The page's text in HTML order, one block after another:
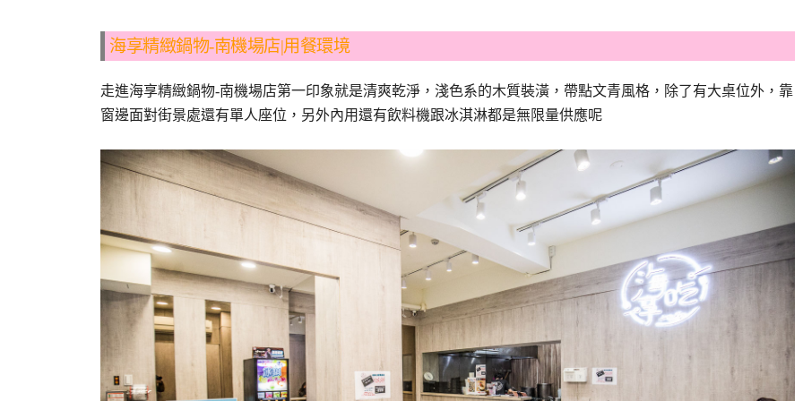
海享精緻鍋物-南機場店|用餐環境
走進海享精緻鍋物-南機場店第一印象就是清爽乾淨，淺色系的木質裝潢，帶點文青風格，除了有大桌位外，靠
窗邊面對街景處還有單人座位，另外內用還有飲料機跟冰淇淋都是無限量供應呢